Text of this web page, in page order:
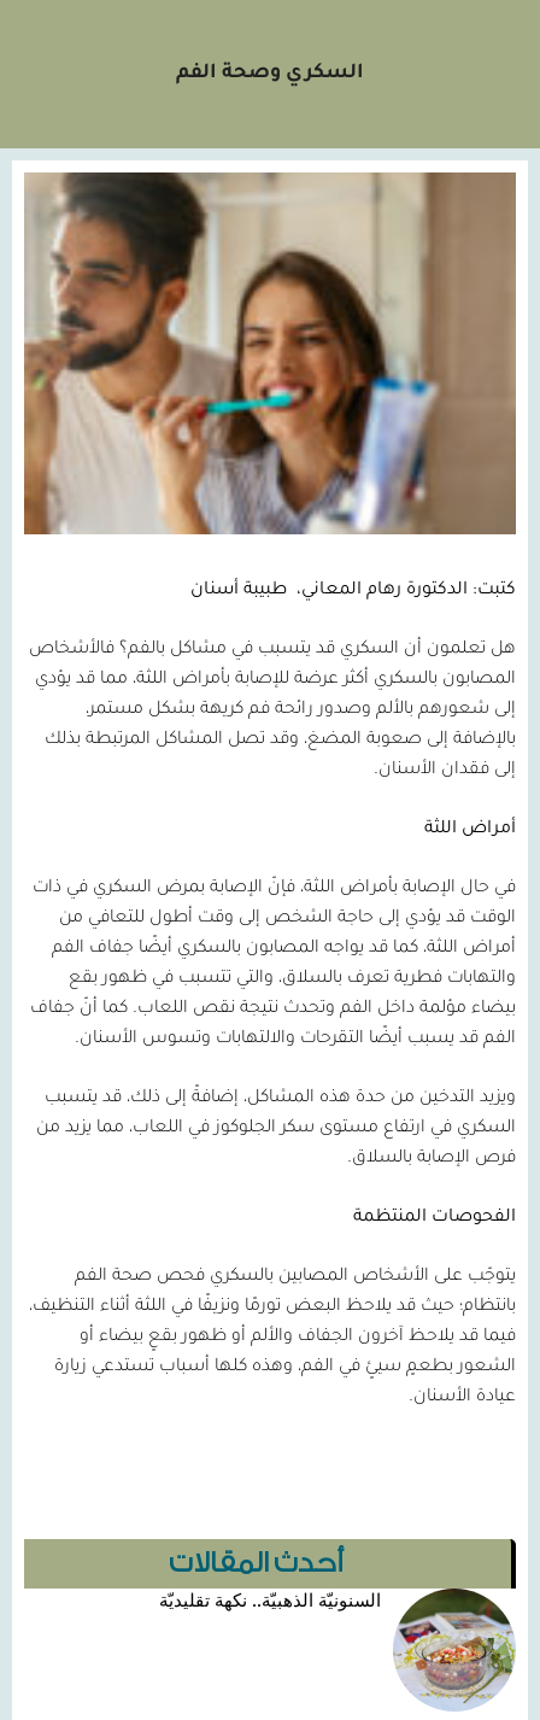
السكري وصحة الفم
أحدث المقالات
السنونيّة الذهبيّة.. نكهة تقليديّة
كتبت: الدكتورة رهام المعاني، طبيبة أسنان
هل تعلمون أن السكري قد يتسبب في مشاكل بالفم؟ فالأشخاص
المصابون بالسكري أكثر عرضة للإصابة بأمراض اللثة، مما قد يؤدي
إلى شعورهم بالألم وصدور رائحة فم كريهة بشكل مستمر،
بالإضافة إلى صعوبة المضغ، وقد تصل المشاكل المرتبطة بذلك
إلى فقدان الأسنان.
أمراض اللثة
في حال الإصابة بأمراض اللثة، فإنّ الإصابة بمرض السكري في ذات
الوقت قد يؤدي إلى حاجة الشخص إلى وقت أطول للتعافي من
أمراض اللثة، كما قد يواجه المصابون بالسكري أيضًا جفاف الفم
والتهابات فطرية تعرف بالسلاق، والتي تتسبب في ظهور بقع
بيضاء مؤلمة داخل الفم وتحدث نتيجة نقص اللعاب. كما أنّ جفاف
الفم قد يسبب أيضًا التقرحات والالتهابات وتسوس الأسنان.
ويزيد التدخين من حدة هذه المشاكل، إضافةً إلى ذلك، قد يتسبب
السكري في ارتفاع مستوى سكر الجلوكوز في اللعاب، مما يزيد من
فرص الإصابة بالسلاق.
الفحوصات المنتظمة
يتوجّب على الأشخاص المصابين بالسكري فحص صحة الفم
بانتظام؛ حيث قد يلاحظ البعض تورمًا ونزيفًا في اللثة أثناء التنظيف،
فيما قد يلاحظ آخرون الجفاف والألم أو ظهور بقعٍ بيضاء أو
الشعور بطعمٍ سيئٍ في الفم، وهذه كلها أسباب تستدعي زيارة
عيادة الأسنان.